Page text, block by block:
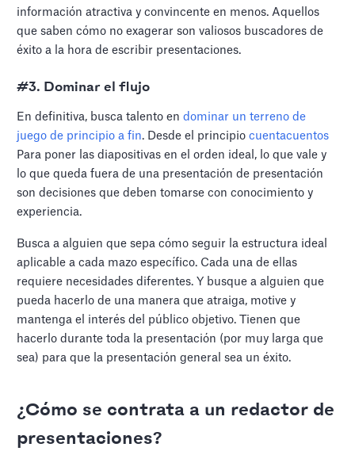
información atractiva y convincente en menos. Aquellos
que saben cómo no exagerar son valiosos buscadores de
éxito a la hora de escribir presentaciones.
#3. Dominar el flujo
En definitiva, busca talento endominar un terreno de
juego de principio a fin. Desde el principiocuentacuentos
Para poner las diapositivas en el orden ideal, lo que vale y
lo que queda fuera de una presentación de presentación
son decisiones que deben tomarse con conocimiento y
experiencia.
Busca a alguien que sepa cómo seguir la estructura ideal
aplicable a cada mazo específico. Cada una de ellas
requiere necesidades diferentes. Y busque a alguien que
pueda hacerlo de una manera que atraiga, motive y
mantenga el interés del público objetivo. Tienen que
hacerlo durante toda la presentación (por muy larga que
sea) para que la presentación general sea un éxito.
¿Cómo se contrata a un redactor de
presentaciones?